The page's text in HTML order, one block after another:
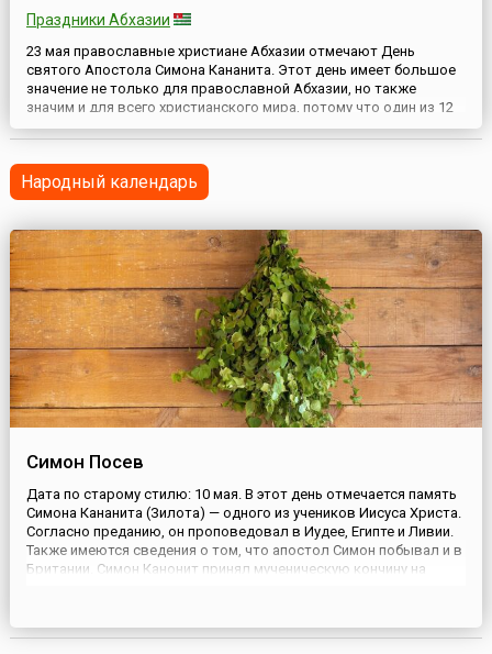
Праздники Абхазии
23 мая православные христиане Абхазии отмечают День
святого Апостола Симона Кананита. Этот день имеет большое
значение не только для православной Абхазии, но также
значим и для всего христианского мира, потому что один из 12
апостолов Иисуса Христа проповедовал в Абхазии, и здесь
покоятся его мощи. В честь этого святого на месте его
захоронения в Новом Афоне в 9-10 веках был воздвигнут
храм....
Народный календарь
Симон Посев
Дата по старому стилю: 10 мая. В этот день отмечается память
Симона Кананита (Зилота) — одного из учеников Иисуса Христа.
Согласно преданию, он проповедовал в Иудее, Египте и Ливии.
Также имеются сведения о том, что апостол Симон побывал и в
Британии. Симон Канонит принял мученическую кончину на